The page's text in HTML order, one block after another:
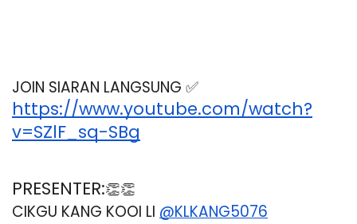
JOIN SIARAN LANGSUNG ✅
https://www.youtube.com/watch?
v=SZlF_sq-SBg
PRESENTER:👏👏
CIKGU KANG KOOI LI @KLKANG5076